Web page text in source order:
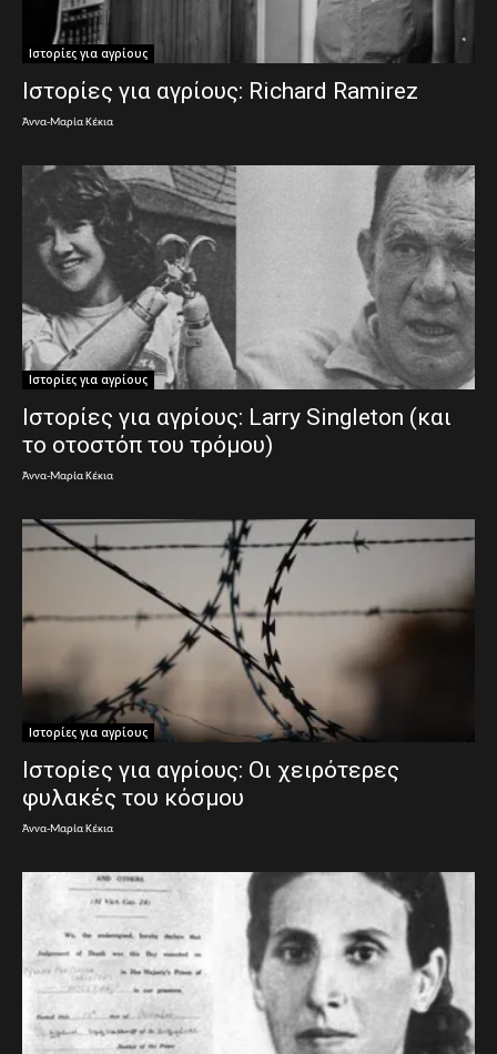
Ιστορίες για αγρίους
Ιστορίες για αγρίους: Richard Ramirez
Άννα-Μαρία Κέκια
Ιστορίες για αγρίους
Ιστορίες για αγρίους: Larry Singleton (και
το οτοστόπ του τρόμου)
Άννα-Μαρία Κέκια
Ιστορίες για αγρίους
Ιστορίες για αγρίους: Οι χειρότερες
φυλακές του κόσμου
Άννα-Μαρία Κέκια